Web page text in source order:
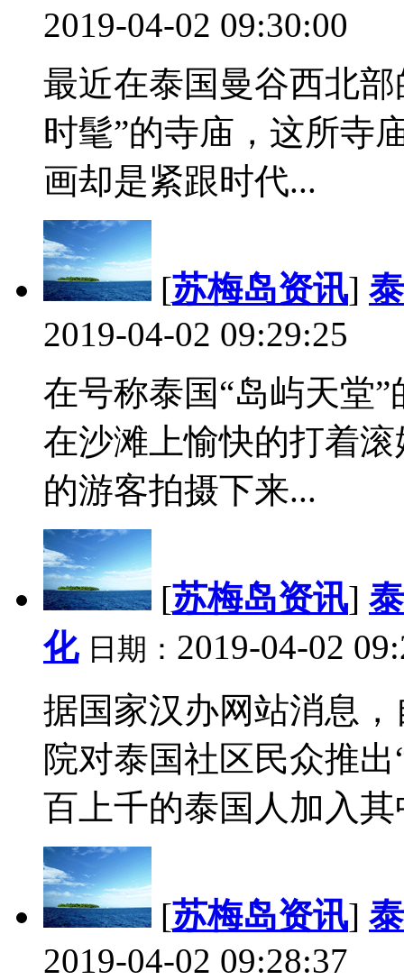
2019-04-02 09:30:00
最近在泰国曼谷西北
时髦”的寺庙，这所寺
画却是紧跟时代...
[苏梅岛资讯]
2019-04-02 09:29:25
在号称泰国“岛屿天堂
在沙滩上愉快的打着
的游客拍摄下来...
[苏梅岛资讯]
化 日期： 2019-04-02
据国家汉办网站消息
院对泰国社区民众推
百上千的泰国人加入
[苏梅岛资讯]
2019-04-02 09:28:37